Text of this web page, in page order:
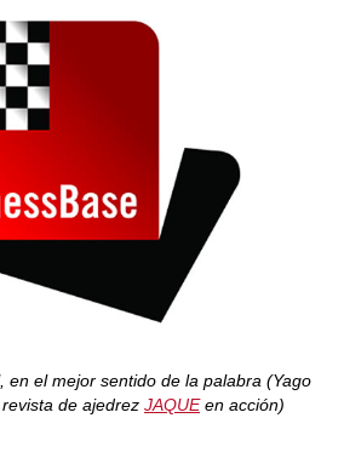
en el mejor sentido de la palabra (Yago
de ajedrez JAQUEen acción)